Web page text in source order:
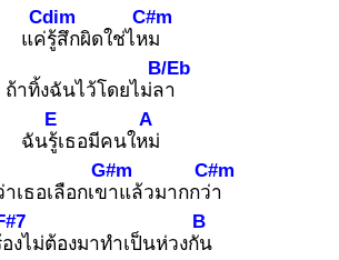
แค่รู้
Cdim
สึกผิดใช่ไหม
C#m
ถ้าทิ้งฉันไว้โดยไม่ลา
B/Eb
ฉันรู้เ
E
ธอมีคนใหม่
A
เธอเลือกเขา
G#m
แล้วมากกว่า
C#m
งไม่ต้องมาทำเป็นห่วงกัน
B